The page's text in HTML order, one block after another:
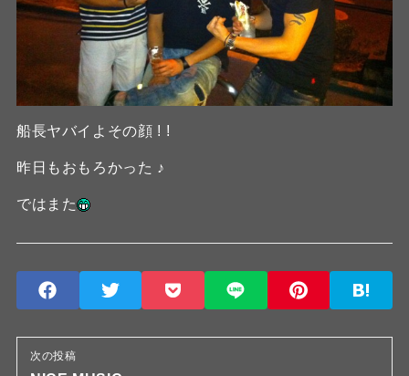
船長ヤバイよその顔 ! !
昨日もおもろかった ♪
ではまた
次の投稿